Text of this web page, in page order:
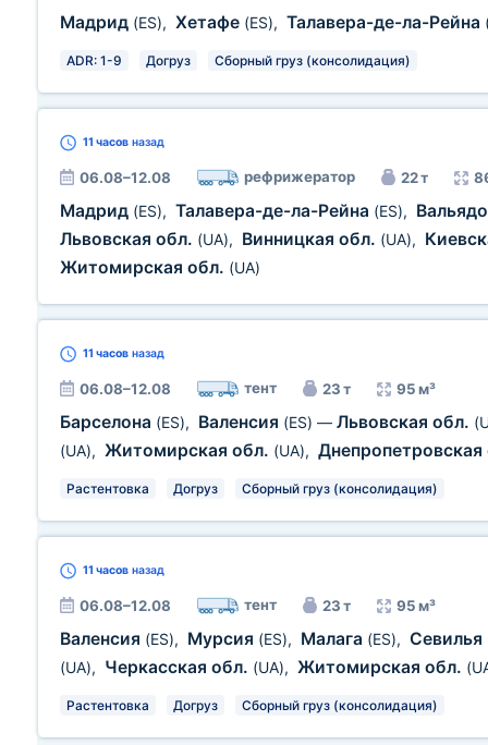
Мадрид (ES), Хетафе (ES), Талавера-де-ла-Рейна
ADR: 1-9 Догруз Сборный груз (консолидация)
11 часов назад
06.08–12.08 рефрижератор 22 т
Мадрид (ES), Талавера-де-ла-Рейна (ES),
Львовская обл. (UA), Винницкая обл. (UA),
Житомирская обл. (UA)
11 часов назад
06.08–12.08 тент 23 т 95 м³
Барселона (ES), Валенсия (ES) — Львовская обл.
(UA), Житомирская обл. (UA),
Растентовка Догруз Сборный груз (консолидация)
11 часов назад
06.08–12.08 тент 23 т 95 м³
Валенсия (ES), Мурсия (ES), Малага (ES), Севилья
(UA), Черкасская обл. (UA), Житомирская обл.
Растентовка Догруз Сборный груз (консолидация)